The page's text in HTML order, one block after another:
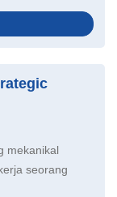
mekanikal
seorang